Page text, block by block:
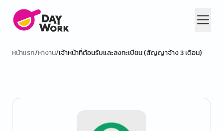
หน้าแรก/หางาน/เจ้าหน้าที่ต้อนรับและลงทะเบียน (สัญญาจ้าง 3 เดือน)